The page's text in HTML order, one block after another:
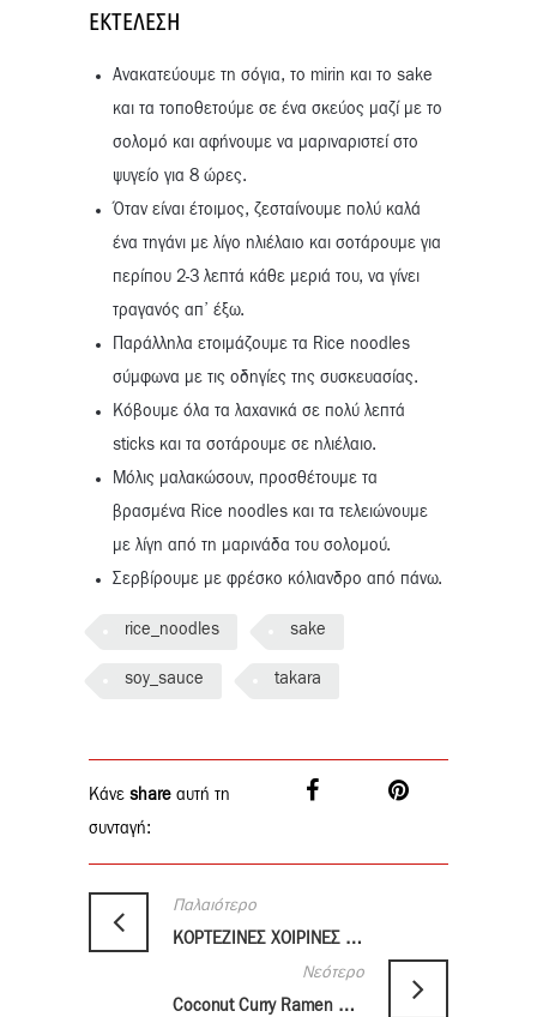
ΕΚΤΈΛΕΣΗ
Ανακατεύουμε τη σόγια, το mirin και το sake
και τα τοποθετούμε σε ένα σκεύος μαζί με το
σολομό και αφήνουμε να μαριναριστεί στο
ψυγείο για 8 ώρες.
Όταν είναι έτοιμος, ζεσταίνουμε πολύ καλά
ένα τηγάνι με λίγο ηλιέλαιο και σοτάρουμε για
περίπου 2-3 λεπτά κάθε μεριά του, να γίνει
τραγανός απ’ έξω.
Παράλληλα ετοιμάζουμε τα Rice noodles
σύμφωνα με τις οδηγίες της συσκευασίας.
Κόβουμε όλα τα λαχανικά σε πολύ λεπτά
sticks και τα σοτάρουμε σε ηλιέλαιο.
Μόλις μαλακώσουν, προσθέτουμε τα
βρασμένα Rice noodles και τα τελειώνουμε
με λίγη από τη μαρινάδα του σολομού.
Σερβίρουμε με φρέσκο κόλιανδρο από πάνω.
rice_noodles sake
soy_sauce takara
Κάνε share αυτή τη
συνταγή:
Παλαιότερο
ΚΟΡΤΕΖΙΝΕΣ ΧΟΙΡΙΝΕΣ ΜΕ ΜΑΡΙΝΑΔΑ ΑΠΟ ΣΑΛΤΣΑ TONKATSU
Νεότερο
Coconut Curry Ramen Soup